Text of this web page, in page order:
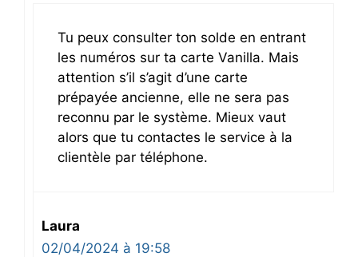
Tu peux consulter ton solde en entrant
les numéros sur ta carte Vanilla. Mais
attention s’il s’agit d’une carte
prépayée ancienne, elle ne sera pas
reconnu par le système. Mieux vaut
alors que tu contactes le service à la
clientèle par téléphone.
Laura
02/04/2024 à 19:58